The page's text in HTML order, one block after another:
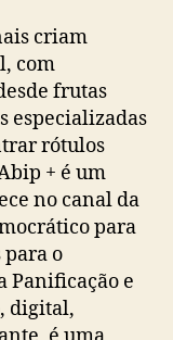
criam
com
frutas
especializadas
rótulos
+ é um
no canal da
para
para o
Panificação e
digital,